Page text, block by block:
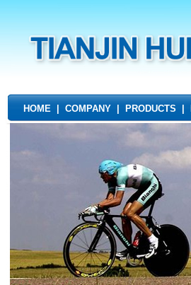
HOME COMPANY PRODUCTS